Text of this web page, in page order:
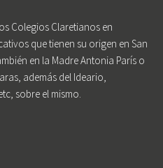
Colegios Claretianos en
que tienen su origen en San
en la Madre Antonia París o
además del Ideario,
sobre el mismo.